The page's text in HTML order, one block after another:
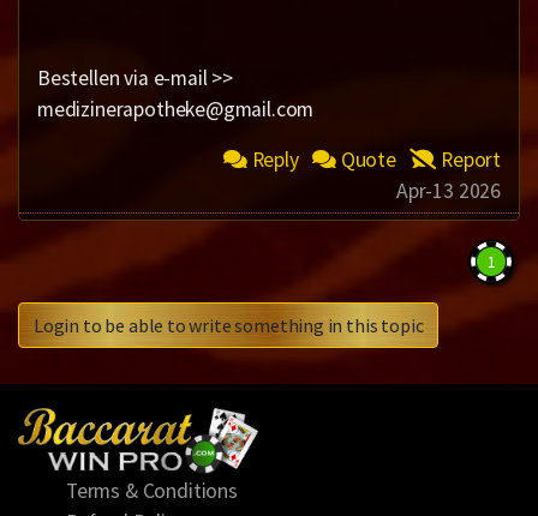
Bestellen via e-mail >>
medizinerapotheke@gmail.com
Reply
Quote
Report
Apr-13 2026
1
Login to be able to write something in this topic
Terms & Conditions